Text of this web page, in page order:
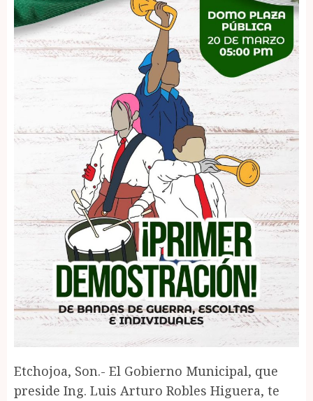
Etchojoa, Son.- El Gobierno Municipal, que
preside Ing. Luis Arturo Robles Higuera, te